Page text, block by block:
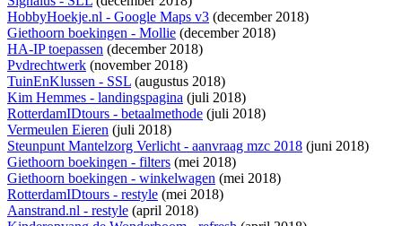
HobbyHoekje.nl - Google Maps v3 (december 2018)
Giethoorn boekingen - Mollie (december 2018)
HA-IP toepassen (december 2018)
Pvdrechtwerk (november 2018)
TuinEnKlussen - SSL (augustus 2018)
Kim Hemmes - landingspagina (juli 2018)
RotterdamIDtours - betaalmethode (juli 2018)
Vermeulen Eieren (juli 2018)
Steunpunt Mantelzorg Verlicht - aanvraag mzc 2018 (juni 2018)
Giethoorn boekingen - filters (mei 2018)
Giethoorn boekingen - winkelwagen (mei 2018)
RotterdamIDtours - restyle (mei 2018)
Aanstrand.nl - restyle (april 2018)